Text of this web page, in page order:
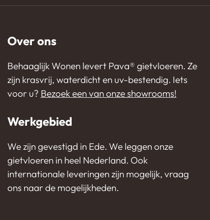
Over ons
Behaaglijk Wonen levert Pava®️ gietvloeren. Ze
zijn krasvrij, waterdicht en uv-bestendig. Iets
voor u? Bezoek een van onze showrooms!
Werkgebied
We zijn gevestigd in Ede. We leggen onze
gietvloeren in heel Nederland. Ook
internationale leveringen zijn mogelijk, vraag
ons naar de mogelijkheden.